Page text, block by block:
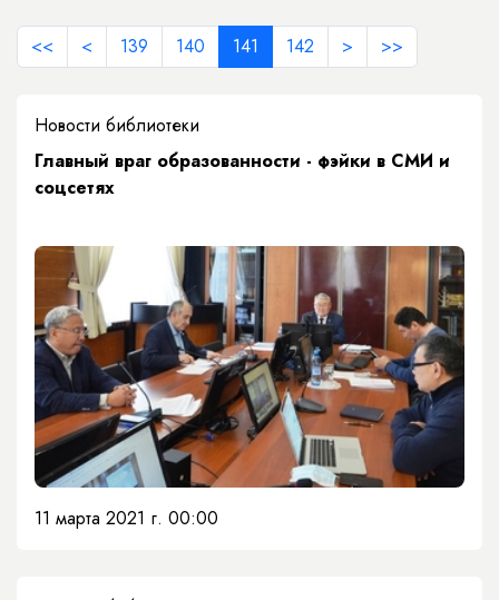
<< < 139 140 141 142 > >>
Новости библиотеки
Главный враг образованности - фэйки в СМИ и
соцсетях
11 марта 2021 г. 00:00